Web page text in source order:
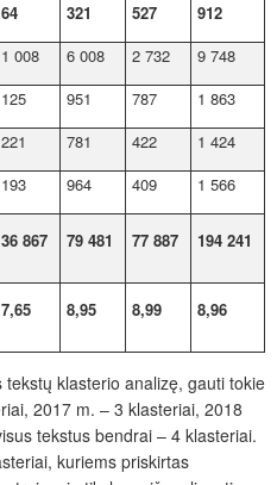
64 321 527
912
1 008 6 008 2 732
9 748
125 951 787
1 863
221 781 422
1 424
193 964 409
1 566
36 867 79 481 77 887 194 241
7,65 8,95 8,99 8,96
klasterio analizę, gauti tokie
2017 m. – 3 klasteriai, 2018
tekstus bendrai – 4 klasteriai.
kuriems priskirtas